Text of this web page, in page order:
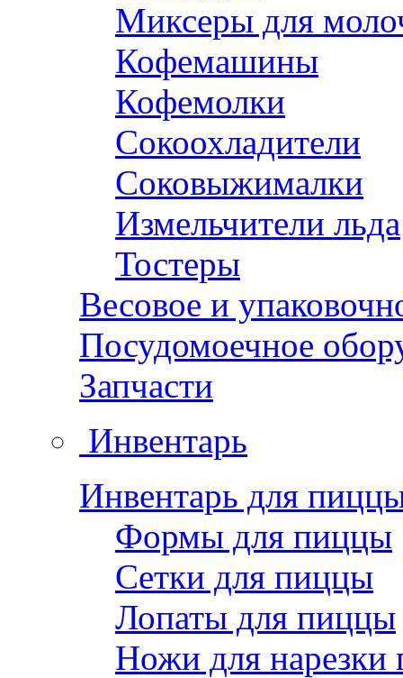
Миксеры для
Кофемашины
Кофемолки
Сокоохладители
Соковыжималки
Измельчители льда
Тостеры
Весовое и
Посудомоечное
Запчасти
Инвентарь
Инвентарь для
Формы для пиццы
Сетки для пиццы
Лопаты для пиццы
Ножи для нарезки